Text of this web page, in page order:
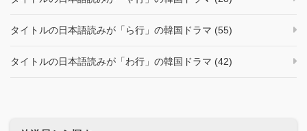
タイトルの日本語読みが「ら行」の韓国ドラマ (55)
タイトルの日本語読みが「わ行」の韓国ドラマ (42)